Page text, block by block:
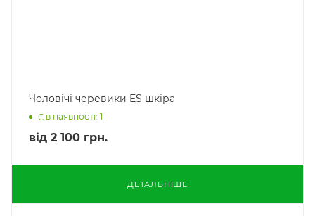
Чоловічі черевики ES шкіра
Є в наявності: 1
від 2 100 грн.
ДЕТАЛЬНІШЕ